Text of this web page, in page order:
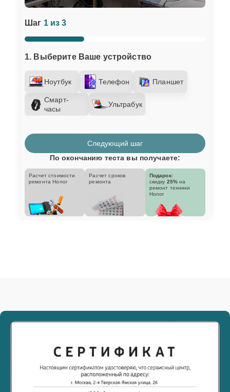
Шаг 1 из 3
1. Выберите Ваше устройство
Ноутбук Телефон Планшет
Смарт-
часы
Ультрабук
Следующий шаг
По окончанию теста вы получаете:
Расчет стоимости
ремонта Honor
Расчет сроков
ремонта
Подарок:
скидку 25% на
ремонт техники
Honor